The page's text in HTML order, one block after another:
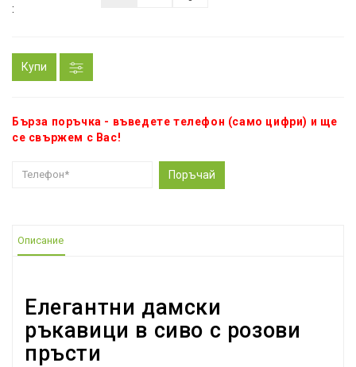
:
Купи
Бърза поръчка - въведете телефон (само цифри) и ще
се свържем с Вас!
Поръчай
Описание
Елегантни дамски
ръкавици в сиво с розови
пръсти